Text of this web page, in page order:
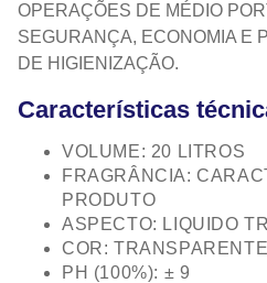
OPERAÇÕES DE MÉDIO
SEGURANÇA, ECONOMIA E
DE HIGIENIZAÇÃO.
Características
VOLUME: 20 LITROS
FRAGRÂNCIA:
PRODUTO
ASPECTO: LIQUIDO
COR: TRANSPARENTE
PH (100%): ± 9